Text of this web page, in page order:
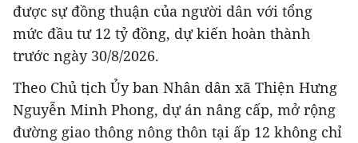
được sự đồng thuận của người dân với tổng
mức đầu tư 12 tỷ đồng, dự kiến hoàn thành
trước ngày 30/8/2026.
Theo Chủ tịch Ủy ban Nhân dân xã Thiện Hưng
Nguyễn Minh Phong, dự án nâng cấp, mở rộng
đường giao thông nông thôn tại ấp 12 không chỉ